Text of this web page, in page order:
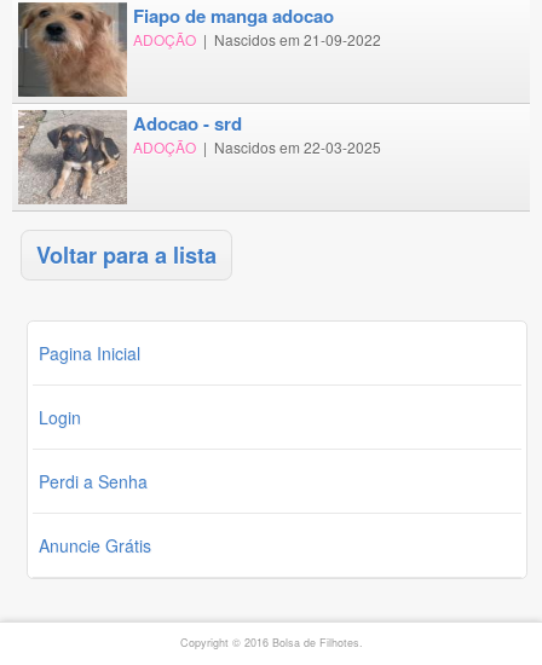
fiapo de manga adocao
ADOÇÃO | Nascidos em 21-09-2022
adocao - srd
ADOÇÃO | Nascidos em 22-03-2025
Voltar para a lista
Pagina Inicial
Login
Perdi a Senha
Anuncie Grátis
Copyright © 2016 Bolsa de Filhotes.